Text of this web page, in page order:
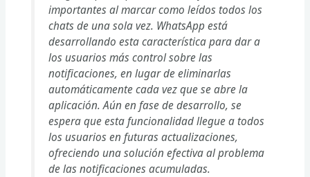
importantes al marcar como leídos todos los
chats de una sola vez. WhatsApp está
desarrollando esta característica para dar a
los usuarios más control sobre las
notificaciones, en lugar de eliminarlas
automáticamente cada vez que se abre la
aplicación. Aún en fase de desarrollo, se
espera que esta funcionalidad llegue a todos
los usuarios en futuras actualizaciones,
ofreciendo una solución efectiva al problema
de las notificaciones acumuladas.